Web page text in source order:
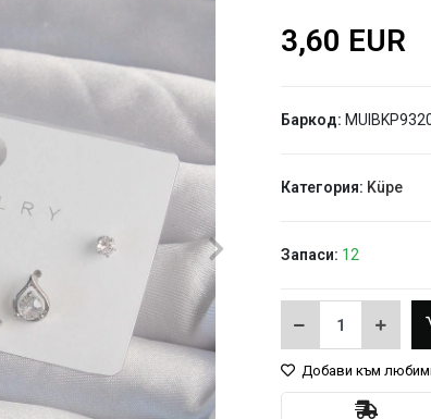
3,60 EUR
Баркод:
Категория: Küpe
Запаси: 12
Добави към